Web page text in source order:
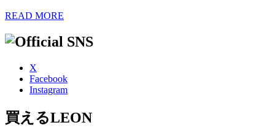
READ MORE
X
Facebook
Instagram
買えるLEON